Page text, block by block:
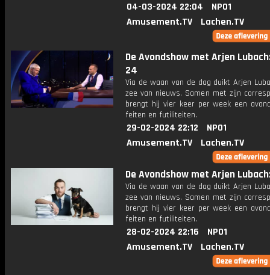
04-03-2024 22:04
NPO1
Amusement.TV
Lachen.TV
De Avondshow met Arjen
24
Via de waan van de dag duikt Arjen
zee van nieuws. Samen met zijn
brengt hij vier keer per week een
feiten en futiliteiten.
29-02-2024 22:12
NPO1
Amusement.TV
Lachen.TV
De Avondshow met Arjen
Via de waan van de dag duikt Arjen
zee van nieuws. Samen met zijn
brengt hij vier keer per week een
feiten en futiliteiten.
28-02-2024 22:16
NPO1
Amusement.TV
Lachen.TV